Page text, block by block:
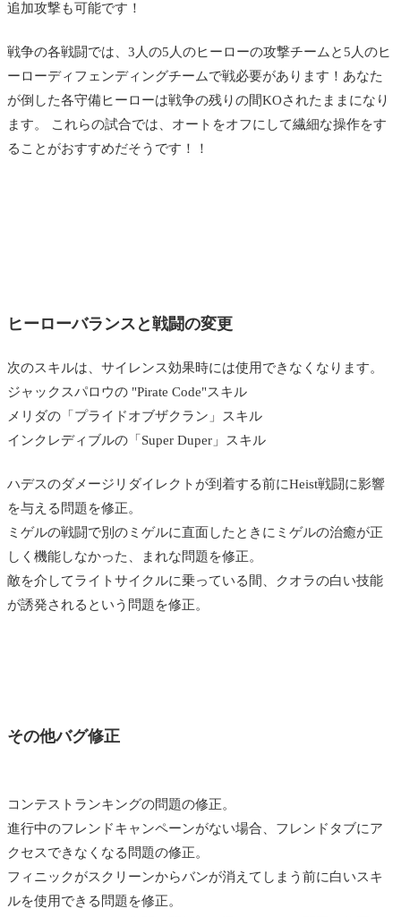
追加攻撃も可能です！
戦争の各戦闘では、3人の5人のヒーローの攻撃チームと5人のヒ
ーローディフェンディングチームで戦必要があります！あなた
が倒した各守備ヒーローは戦争の残りの間KOされたままになり
ます。 これらの試合では、オートをオフにして繊細な操作をす
ることがおすすめだそうです！！
ヒーローバランスと戦闘の変更
次のスキルは、サイレンス効果時には使用できなくなります。
ジャックスパロウの "Pirate Code"スキル
メリダの「プライドオブザクラン」スキル
インクレディブルの「Super Duper」スキル
ハデスのダメージリダイレクトが到着する前にHeist戦闘に影響
を与える問題を修正。
ミゲルの戦闘で別のミゲルに直面したときにミゲルの治癒が正
しく機能しなかった、まれな問題を修正。
敵を介してライトサイクルに乗っている間、クオラの白い技能
が誘発されるという問題を修正。
その他バグ修正
コンテストランキングの問題の修正。
進行中のフレンドキャンペーンがない場合、フレンドタブにア
クセスできなくなる問題の修正。
フィニックがスクリーンからバンが消えてしまう前に白いスキ
ルを使用できる問題を修正。